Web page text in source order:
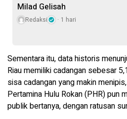
Milad Gelisah
Redaksi 1 hari
Sementara itu, data historis
Riau memiliki cadangan sebesar
sisa cadangan yang makin
Pertamina Hulu Rokan (PHR) pun
publik bertanya, dengan ratusan